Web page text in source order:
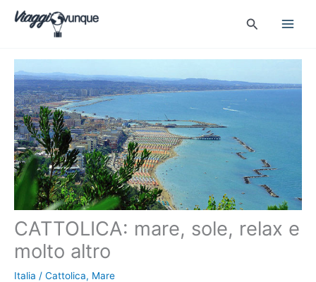
Cerca
CATTOLICA: mare, sole, relax e
molto altro
Italia / Cattolica, Mare